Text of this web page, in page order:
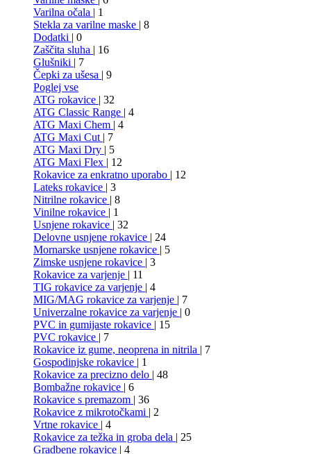
Varilna očala | 1
Stekla za varilne maske | 8
Dodatki | 0
Zaščita sluha | 16
Glušniki | 7
Čepki za ušesa | 9
Poglej vse
ATG rokavice | 32
ATG Classic Range | 4
ATG Maxi Chem | 4
ATG Maxi Cut | 7
ATG Maxi Dry | 5
ATG Maxi Flex | 12
Rokavice za enkratno uporabo | 12
Lateks rokavice | 3
Nitrilne rokavice | 8
Vinilne rokavice | 1
Usnjene rokavice | 32
Delovne usnjene rokavice | 24
Mornarske usnjene rokavice | 5
Zimske usnjene rokavice | 3
Rokavice za varjenje | 11
TIG rokavice za varjenje | 4
MIG/MAG rokavice za varjenje | 7
Univerzalne rokavice za varjenje | 0
PVC in gumijaste rokavice | 15
PVC rokavice | 7
Rokavice iz gume, neoprena in nitrila | 7
Gospodinjske rokavice | 1
Rokavice za precizno delo | 48
Bombažne rokavice | 6
Rokavice s premazom | 36
Rokavice z mikrotočkami | 2
Vrtne rokavice | 4
Rokavice za težka in groba dela | 25
Gradbene rokavice | 4